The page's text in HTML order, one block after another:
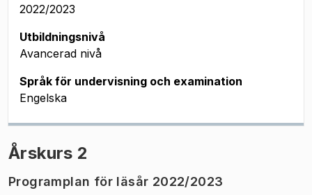
2022/2023
Utbildningsnivå
Avancerad nivå
Språk för undervisning och examination
Engelska
Årskurs 2
Programplan för läsår 2022/2023